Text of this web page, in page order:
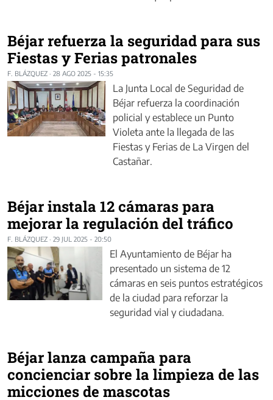
Béjar refuerza la seguridad para sus
Fiestas y Ferias patronales
F. BLÁZQUEZ · 28 AGO 2025 - 15:35
La Junta Local de Seguridad de
Béjar refuerza la coordinación
policial y establece un Punto
Violeta ante la llegada de las
Fiestas y Ferias de La Virgen del
Castañar.
Béjar instala 12 cámaras para
mejorar la regulación del tráfico
F. BLÁZQUEZ · 29 JUL 2025 - 20:50
El Ayuntamiento de Béjar ha
presentado un sistema de 12
cámaras en seis puntos estratégicos
de la ciudad para reforzar la
seguridad vial y ciudadana.
Béjar lanza campaña para
concienciar sobre la limpieza de las
micciones de mascotas